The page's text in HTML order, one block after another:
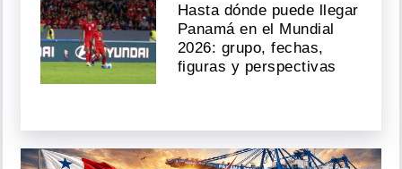
Hasta dónde puede llegar
Panamá en el Mundial
2026: grupo, fechas,
figuras y perspectivas